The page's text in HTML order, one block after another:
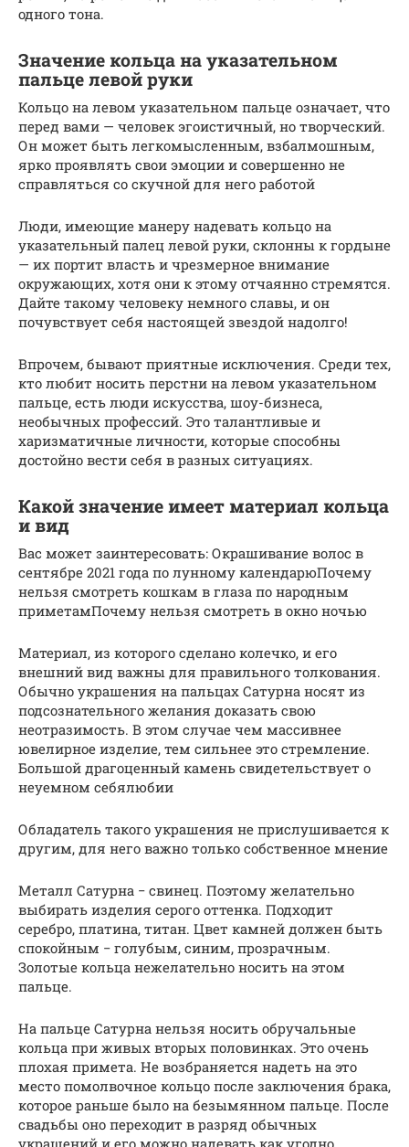
одного тона.
Значение кольца на указательном
пальце левой руки
Кольцо на левом указательном пальце означает, что
перед вами — человек эгоистичный, но творческий.
Он может быть легкомысленным, взбалмошным,
ярко проявлять свои эмоции и совершенно не
справляться со скучной для него работой
Люди, имеющие манеру надевать кольцо на
указательный палец левой руки, склонны к гордыне
— их портит власть и чрезмерное внимание
окружающих, хотя они к этому отчаянно стремятся.
Дайте такому человеку немного славы, и он
почувствует себя настоящей звездой надолго!
Впрочем, бывают приятные исключения. Среди тех,
кто любит носить перстни на левом указательном
пальце, есть люди искусства, шоу-бизнеса,
необычных профессий. Это талантливые и
харизматичные личности, которые способны
достойно вести себя в разных ситуациях.
Какой значение имеет материал кольца
и вид
Вас может заинтересовать: Окрашивание волос в
сентябре 2021 года по лунному календарюПочему
нельзя смотреть кошкам в глаза по народным
приметамПочему нельзя смотреть в окно ночью
Материал, из которого сделано колечко, и его
внешний вид важны для правильного толкования.
Обычно украшения на пальцах Сатурна носят из
подсознательного желания доказать свою
неотразимость. В этом случае чем массивнее
ювелирное изделие, тем сильнее это стремление.
Большой драгоценный камень свидетельствует о
неуемном себялюбии
Обладатель такого украшения не прислушивается к
другим, для него важно только собственное мнение
Металл Сатурна − свинец. Поэтому желательно
выбирать изделия серого оттенка. Подходит
серебро, платина, титан. Цвет камней должен быть
спокойным − голубым, синим, прозрачным.
Золотые кольца нежелательно носить на этом
пальце.
На пальце Сатурна нельзя носить обручальные
кольца при живых вторых половинках. Это очень
плохая примета. Не возбраняется надеть на это
место помолвочное кольцо после заключения брака,
которое раньше было на безымянном пальце. После
свадьбы оно переходит в разряд обычных
украшений и его можно надевать как угодно.